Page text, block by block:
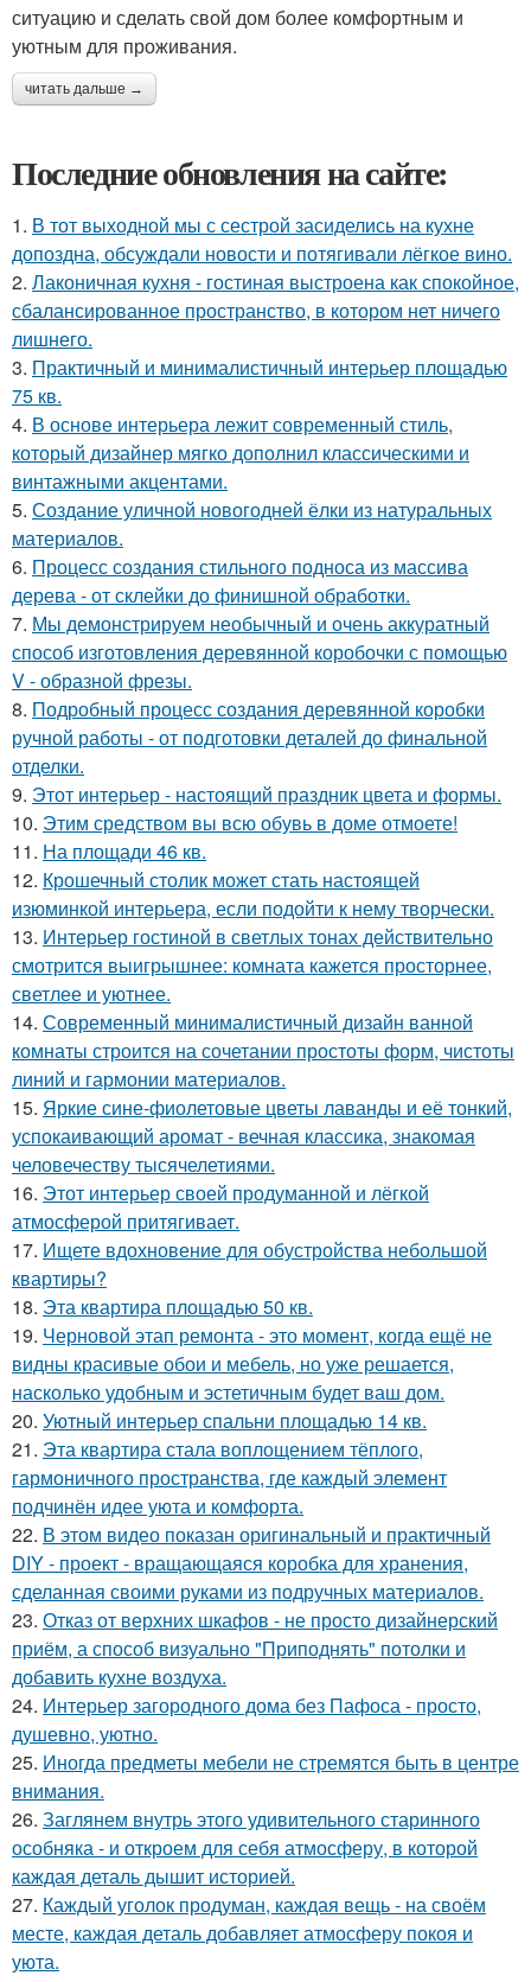
ситуацию и сделать свой дом более комфортным и
уютным для проживания.
читать дальше →
Последние обновления на сайте:
1. В тот выходной мы с сестрой засиделись на кухне
допоздна, обсуждали новости и потягивали лёгкое вино.
2. Лаконичная кухня - гостиная выстроена как спокойное,
сбалансированное пространство, в котором нет ничего
лишнего.
3. Практичный и минималистичный интерьер площадью
75 кв.
4. В основе интерьера лежит современный стиль,
который дизайнер мягко дополнил классическими и
винтажными акцентами.
5. Создание уличной новогодней ёлки из натуральных
материалов.
6. Процесс создания стильного подноса из массива
дерева - от склейки до финишной обработки.
7. Мы демонстрируем необычный и очень аккуратный
способ изготовления деревянной коробочки с помощью
V - образной фрезы.
8. Подробный процесс создания деревянной коробки
ручной работы - от подготовки деталей до финальной
отделки.
9. Этот интерьер - настоящий праздник цвета и формы.
10. Этим средством вы всю обувь в доме отмоете!
11. На площади 46 кв.
12. Крошечный столик может стать настоящей
изюминкой интерьера, если подойти к нему творчески.
13. Интерьер гостиной в светлых тонах действительно
смотрится выигрышнее: комната кажется просторнее,
светлее и уютнее.
14. Современный минималистичный дизайн ванной
комнаты строится на сочетании простоты форм, чистоты
линий и гармонии материалов.
15. Яркие сине-фиолетовые цветы лаванды и её тонкий,
успокаивающий аромат - вечная классика, знакомая
человечеству тысячелетиями.
16. Этот интерьер своей продуманной и лёгкой
атмосферой притягивает.
17. Ищете вдохновение для обустройства небольшой
квартиры?
18. Эта квартира площадью 50 кв.
19. Черновой этап ремонта - это момент, когда ещё не
видны красивые обои и мебель, но уже решается,
насколько удобным и эстетичным будет ваш дом.
20. Уютный интерьер спальни площадью 14 кв.
21. Эта квартира стала воплощением тёплого,
гармоничного пространства, где каждый элемент
подчинён идее уюта и комфорта.
22. В этом видео показан оригинальный и практичный
DIY - проект - вращающаяся коробка для хранения,
сделанная своими руками из подручных материалов.
23. Отказ от верхних шкафов - не просто дизайнерский
приём, а способ визуально "Приподнять" потолки и
добавить кухне воздуха.
24. Интерьер загородного дома без Пафоса - просто,
душевно, уютно.
25. Иногда предметы мебели не стремятся быть в центре
внимания.
26. Заглянем внутрь этого удивительного старинного
особняка - и откроем для себя атмосферу, в которой
каждая деталь дышит историей.
27. Каждый уголок продуман, каждая вещь - на своём
месте, каждая деталь добавляет атмосферу покоя и
уюта.